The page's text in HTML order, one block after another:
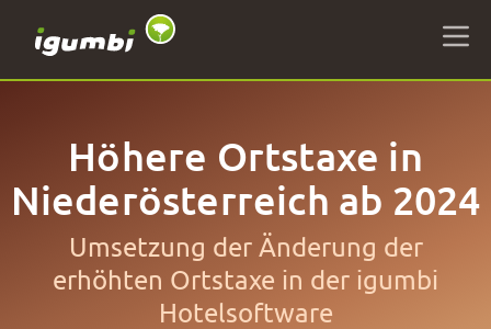
Höhere Ortstaxe in
Niederösterreich ab 2024
Umsetzung der Änderung der
erhöhten Ortstaxe in der igumbi
Hotelsoftware